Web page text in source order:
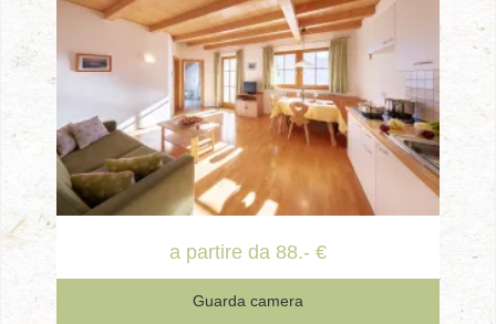
a partire da 88.- €
Guarda camera